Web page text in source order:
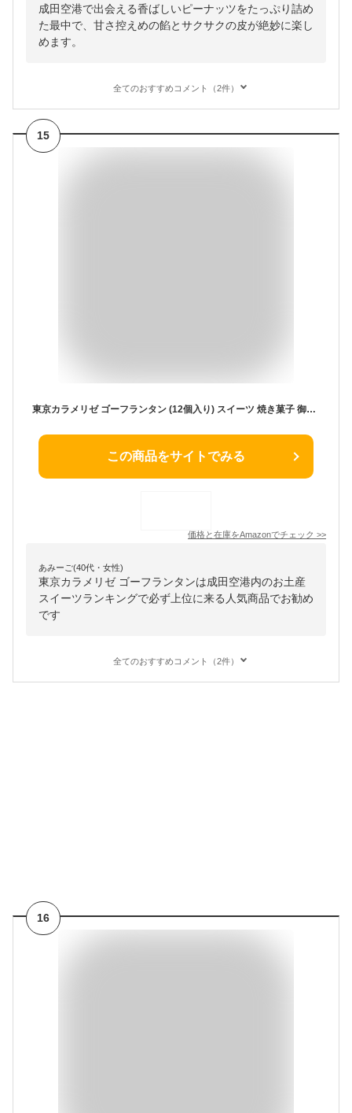
成田空港で出会える香ばしいピーナッツをたっぷり詰め
た最中で、甘さ控えめの餡とサクサクの皮が絶妙に楽し
めます。
全てのおすすめコメント（2件）
15
東京カラメリゼ ゴーフランタン (12個入り) スイーツ 焼き菓子 御年賀 菓子折り 御挨拶 粗品 ギフト お菓子 記念品 景品 粗品 プレゼント 東京みやげ 手土産 ギフト プチチュー 上野風月堂 風月堂
この商品をサイトでみる
価格と在庫をAmazonでチェック >>
あみーご(40代・女性)
東京カラメリゼ ゴーフランタンは成田空港内のお土産
スイーツランキングで必ず上位に来る人気商品でお勧め
です
全てのおすすめコメント（2件）
16